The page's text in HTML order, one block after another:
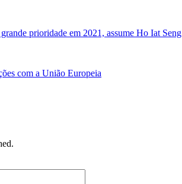
prioridade em 2021, assume Ho Iat Seng
com a União Europeia